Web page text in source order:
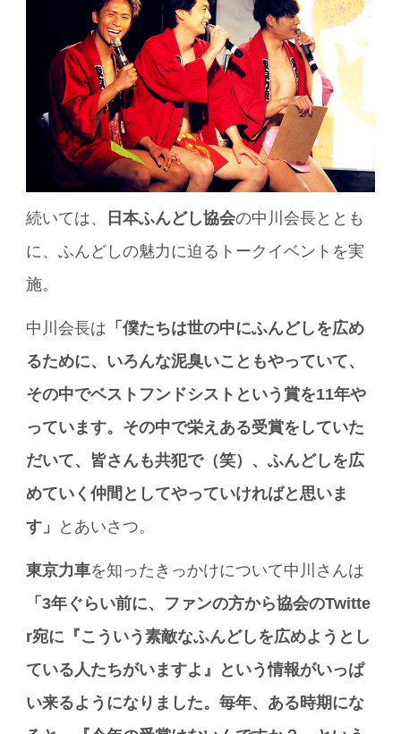
続いては、 日本ふんどし協会の中川会長ととも
に、ふんどしの魅力に迫るトークイベントを実
施。
中川会長は 「僕たちは世の中にふんどしを広め
るために、いろんな泥臭いこともやっていて、
その中でベストフンドシストという賞を11年や
っています。その中で栄えある受賞をしていた
だいて、皆さんも共犯で（笑）、ふんどしを広
めていく仲間としてやっていければと思いま
す」
とあいさつ。
東京力車を知ったきっかけについて中川さんは
「3年ぐらい前に、ファンの方から協会のTwitte
r宛に『こういう素敵なふんどしを広めようとし
ている人たちがいますよ』という情報がいっぱ
い来るようになりました。毎年、ある時期にな